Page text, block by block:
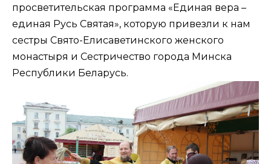
просветительская программа «Единая вера –
единая Русь Святая», которую привезли к нам
сестры Свято-Елисаветинского женского
монастыря и Сестричество города Минска
Республики Беларусь.